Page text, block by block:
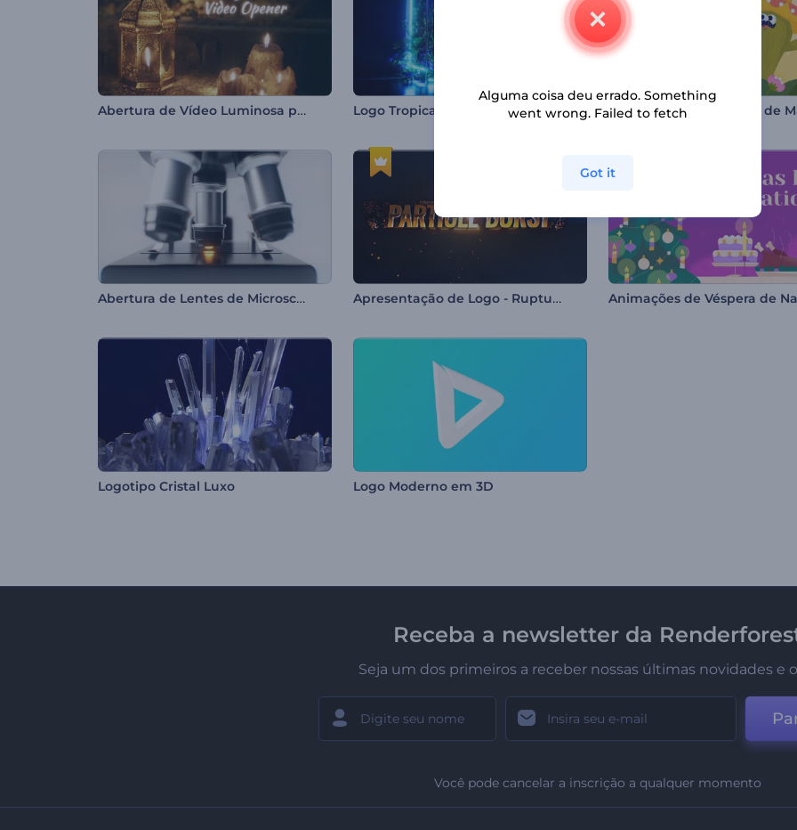
Abertura de Vídeo Luminosa para o Ramadã Logo Tropical Neon
Abertura de Lentes de Microscópio Apresentação de Logo - Ruptura de Partículas Animações de Véspera de
Logotipo Cristal Luxo Logo Moderno em 3D
Receba a newsletter da
Seja um dos primeiros a receber nossas últimas novidades e
Você pode cancelar a inscrição a qualquer momento
Alguma coisa deu errado. Something
went wrong. Failed to fetch
Got it